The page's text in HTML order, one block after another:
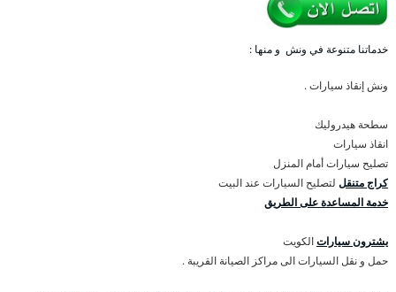
خدماتنا متنوعة في ونش و منها :
ونش إنقاذ سيارات .
سطحة هيدروليك
انقاذ سيارات
تصليح سيارات أمام المنزل
كراج متنقل لتصليح السيارات عند البيت
خدمة المساعدة على الطريق
يشترون سياراتالكويت
حمل و نقل السيارات الى مراكز الصيانة القريبة .